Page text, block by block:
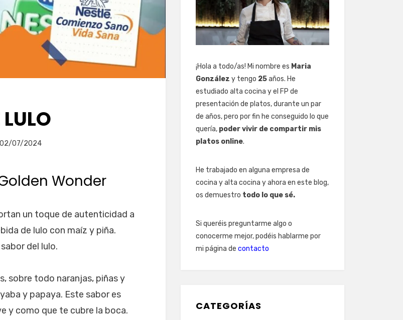
02/07/2024
Wonder
un toque de autenticidad a
de lulo con maíz y piña.
del lulo.
sobre todo naranjas, piñas y
y papaya. Este sabor es
y como que te cubre la boca.
¡Hola a todo/as! Mi nombre es Maria
González y tengo 25años. He
estudiado alta cocina y el FP de
presentación de platos, durante un par
de años, pero por fin he conseguido lo que
quería, poder vivir de compartir mis
platos online.
He trabajado en alguna empresa de
cocina y alta cocina y ahora en este blog,
os demuestro todo lo que sé.
Si queréis preguntarme algo o
conocerme mejor, podéis hablarme por
mi página de contacto
CATEGORÍAS